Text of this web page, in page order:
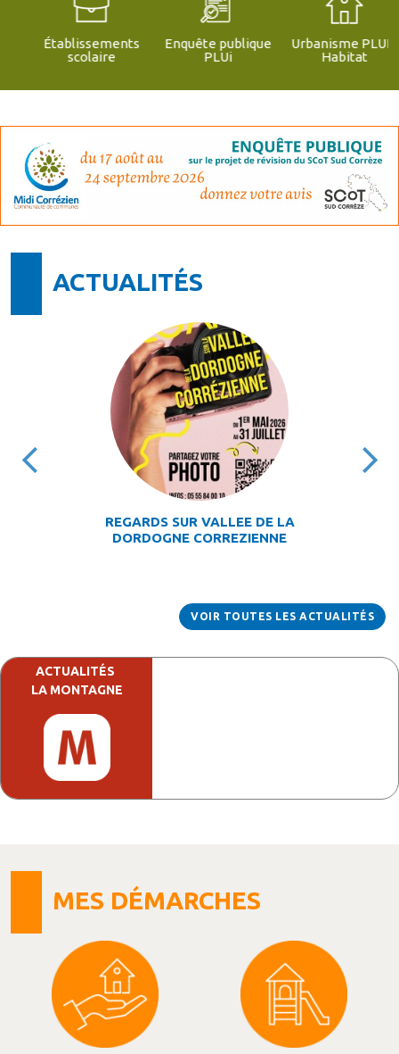
Établissements
scolaire
Enquête publique
PLUi
Urbanisme PLUI -
Habitat
ACTUALITÉS
REGARDS SUR VALLEE DE LA
DORDOGNE CORREZIENNE
VOIR TOUTES LES ACTUALITÉS
ACTUALITÉS
LA MONTAGNE
MES DÉMARCHES